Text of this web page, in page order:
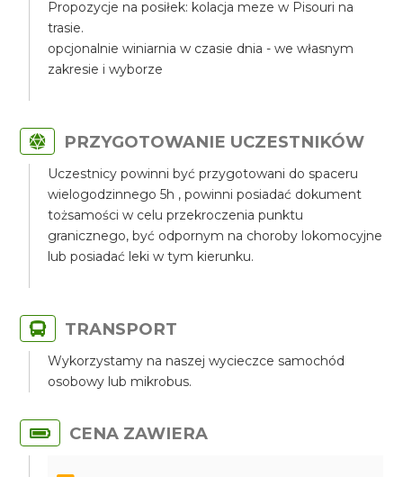
Propozycje na posiłek: kolacja meze w Pisouri na
trasie.
opcjonalnie winiarnia w czasie dnia - we własnym
zakresie i wyborze
PRZYGOTOWANIE UCZESTNIKÓW
Uczestnicy powinni być przygotowani do spaceru
wielogodzinnego 5h , powinni posiadać dokument
tożsamości w celu przekroczenia punktu
granicznego, być odpornym na choroby lokomocyjne
lub posiadać leki w tym kierunku.
TRANSPORT
Wykorzystamy na naszej wycieczce samochód
osobowy lub mikrobus.
CENA ZAWIERA